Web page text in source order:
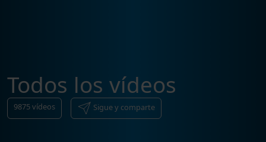
Todos los vídeos
9875vídeos Sigue y comparte